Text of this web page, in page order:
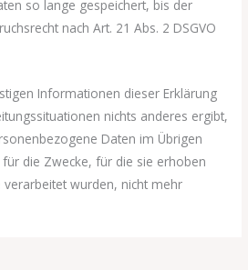
so lange gespeichert, bis der
nach Art. 21 Abs. 2 DSGVO
Informationen dieser Erklärung
nichts anderes ergibt,
Daten im Übrigen
die Zwecke, für die sie erhoben
wurden, nicht mehr